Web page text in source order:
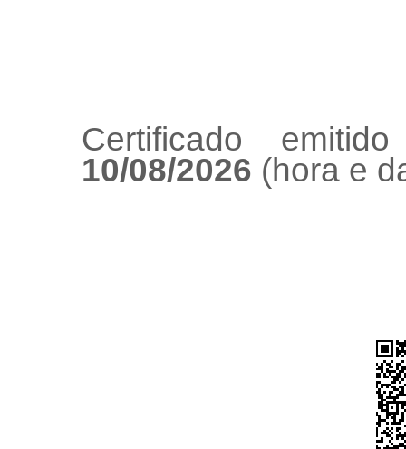
Certificado
10/08/2026 (hora e